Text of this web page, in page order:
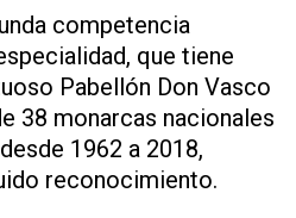
competencia
que tiene
Pabellón Don Vasco
38 monarcas nacionales
1962 a 2018,
reconocimiento.